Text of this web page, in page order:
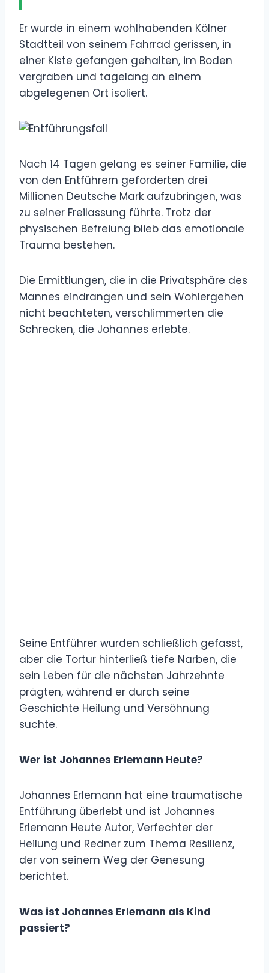
Er wurde in einem wohlhabenden Kölner
Stadtteil von seinem Fahrrad gerissen, in
einer Kiste gefangen gehalten, im Boden
vergraben und tagelang an einem
abgelegenen Ort isoliert.
Nach 14 Tagen gelang es seiner Familie, die
von den Entführern geforderten drei
Millionen Deutsche Mark aufzubringen, was
zu seiner Freilassung führte. Trotz der
physischen Befreiung blieb das emotionale
Trauma bestehen.
Die Ermittlungen, die in die Privatsphäre des
Mannes eindrangen und sein Wohlergehen
nicht beachteten, verschlimmerten die
Schrecken, die Johannes erlebte.
Seine Entführer wurden schließlich gefasst,
aber die Tortur hinterließ tiefe Narben, die
sein Leben für die nächsten Jahrzehnte
prägten, während er durch seine
Geschichte Heilung und Versöhnung
suchte.
Wer ist Johannes Erlemann Heute?
Johannes Erlemann hat eine traumatische
Entführung überlebt und ist Johannes
Erlemann Heute Autor, Verfechter der
Heilung und Redner zum Thema Resilienz,
der von seinem Weg der Genesung
berichtet.
Was ist Johannes Erlemann als Kind
passiert?